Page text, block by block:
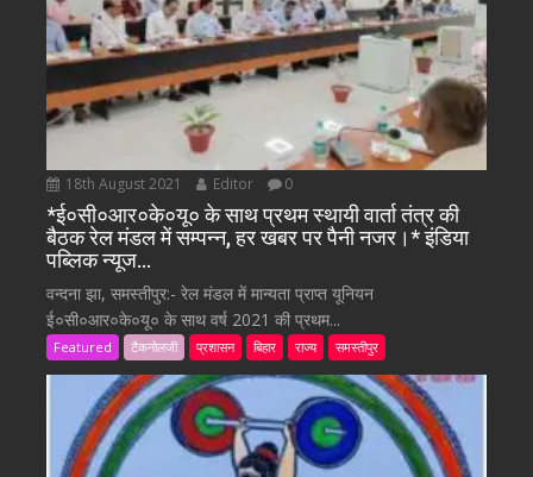
18th August 2021 Editor 0
*ई०सी०आर०के०यू० के साथ प्रथम स्थायी वार्ता तंत्र की
बैठक रेल मंडल में सम्पन्न, हर खबर पर पैनी नजर।* इंडिया
पब्लिक न्यूज…
वन्दना झा, समस्तीपुर:- रेल मंडल में मान्यता प्राप्त यूनियन
ई०सी०आर०के०यू० के साथ वर्ष 2021 की प्रथम...
Featured टैकनोलजी प्रशासन बिहार राज्य समस्तीपुर